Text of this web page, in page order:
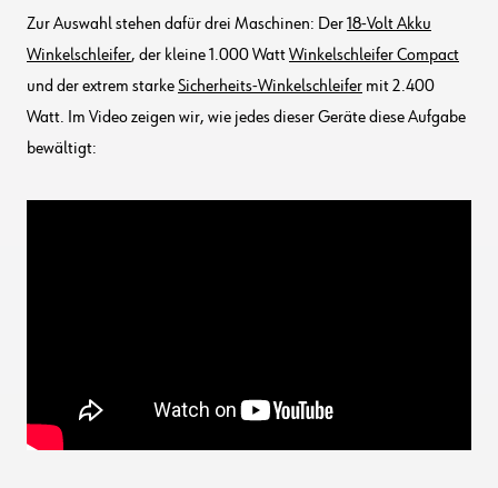
Zur Auswahl stehen dafür drei Maschinen: Der18-Volt Akku
Winkelschleifer, der kleine 1.000 WattWinkelschleifer Compact
und der extrem starkeSicherheits-Winkelschleifer mit 2.400
Watt. Im Video zeigen wir, wie jedes dieser Geräte diese Aufgabe
bewältigt: